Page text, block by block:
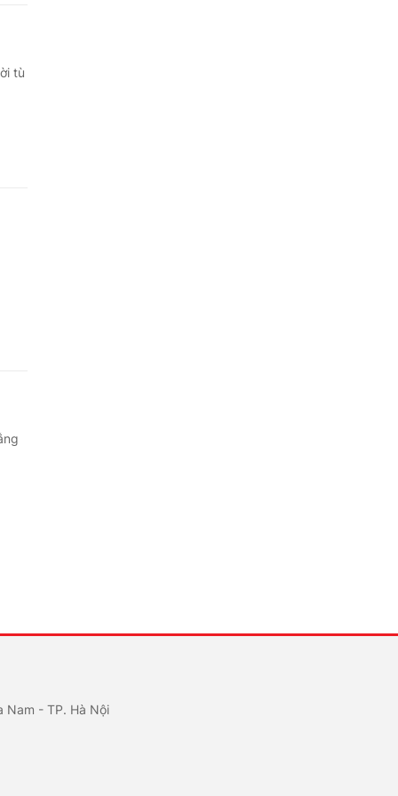
tù
Nam - TP. Hà Nội